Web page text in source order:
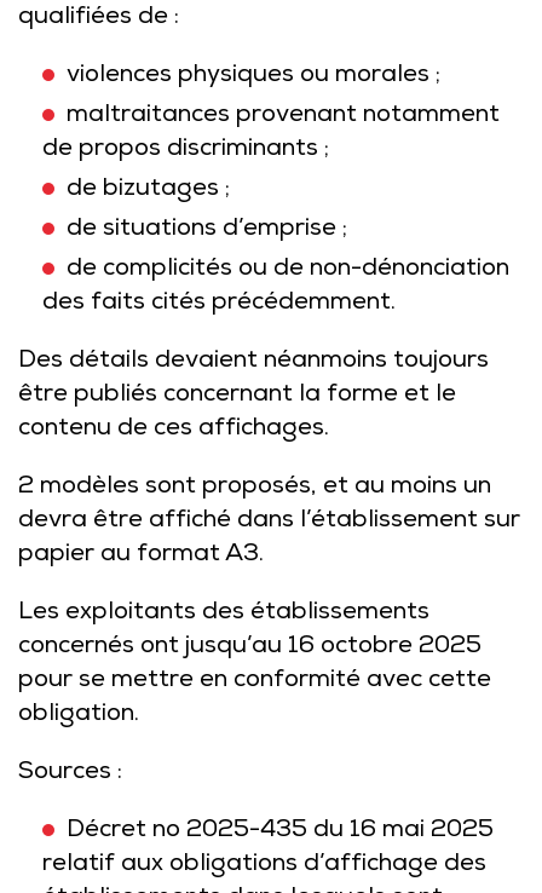
qualifiées de :
violences physiques ou morales ;
maltraitances provenant notamment
de propos discriminants ;
de bizutages ;
de situations d’emprise ;
de complicités ou de non-dénonciation
des faits cités précédemment.
Des détails devaient néanmoins toujours
être publiés concernant la forme et le
contenu de ces affichages.
2 modèles sont proposés, et au moins un
devra être affiché dans l’établissement sur
papier au format A3.
Les exploitants des établissements
concernés ont jusqu’au 16 octobre 2025
pour se mettre en conformité avec cette
obligation.
Sources :
Décret no 2025-435 du 16 mai 2025
relatif aux obligations d’affichage des